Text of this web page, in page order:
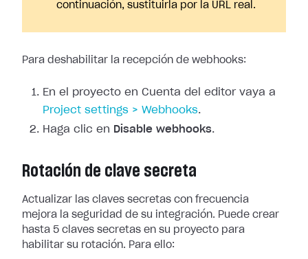
continuación, sustituirla por la URL real.
Para deshabilitar la recepción de webhooks:
En el proyecto en Cuenta del editor vaya a
Project settings > Webhooks.
Haga clic en Disable webhooks.
Rotación de clave secreta
Actualizar las claves secretas con frecuencia
mejora la seguridad de su
integración. Puede crear
hasta 5 claves secretas en su proyecto para
habilitar su rotación. Para ello: